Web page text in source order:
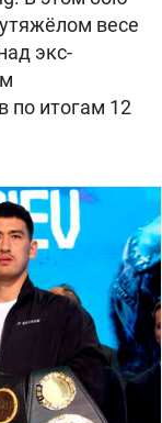
весе
экс-
по итогам 12